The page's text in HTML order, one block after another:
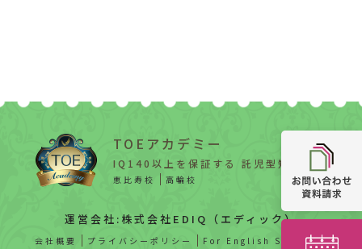
TOEアカデミー
IQ140以上を保証する 託児型知能教育
恵比寿校 高輪校
運営会社:株式会社EDIQ（エディック）
会社概要 プライバシーポリシー For English Speaker